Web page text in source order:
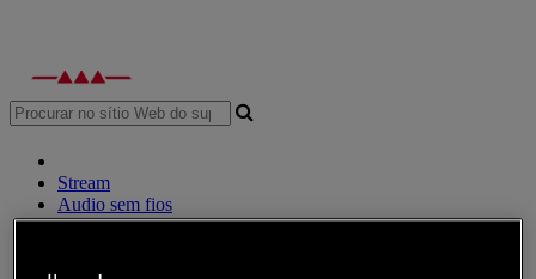
Stream
Audio sem fios
Altifalantes